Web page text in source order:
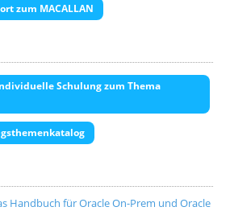
zum MACALLAN
Schulung zum Thema
Handbuch für Oracle On-Prem und Oracle